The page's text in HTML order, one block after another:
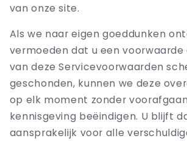
van onze site.
Als we naar eigen goeddunken
vermoeden dat u een
van deze Servicevoorwaarden
geschonden, kunnen we deze
op elk moment zonder
kennisgeving beëindigen. U blijft
aansprakelijk voor alle